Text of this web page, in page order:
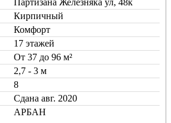
Кирпичный
Комфорт
17 этажей
От 37 до 96 м²
2,7 - 3 м
8
Cдана авг. 2020
АРБАН